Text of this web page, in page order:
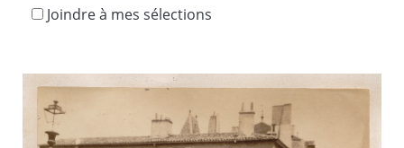
Joindre à mes sélections